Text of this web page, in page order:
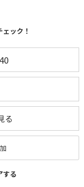
ック！
る
する